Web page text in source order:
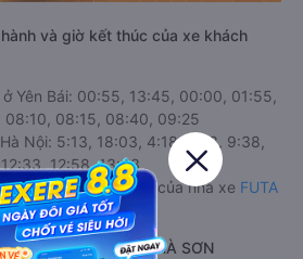
và giờ kết thúc của xe khách
Yên Bái: 00:55, 13:45, 00:00, 01:55,
08:10, 08:15, 08:40, 09:25
Nội: 5:13, 18:03, 4:18, 6:13, 9:38,
12:58, 13:43
từ Yên Bái đi Hà Nội của nhà xe FUTA
4.3 giờ
của nhà xe FUTA HÀ SƠN